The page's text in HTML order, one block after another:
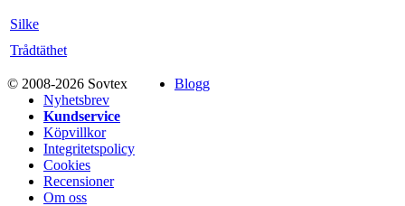
Silke
Trådtäthet
© 2008-2026 Sovtex
Blogg
Nyhetsbrev
Kundservice
Köpvillkor
Integritetspolicy
Cookies
Recensioner
Om oss